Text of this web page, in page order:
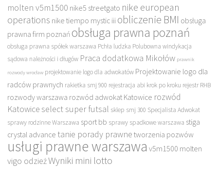
molten v5m1500 nike5 streetgato nike european
operations nike tiempo mystic iii obliczenie BMI obsługa
prawna firm poznań obsługa prawna poznań
obsługa prawna spółek warszawa Pchła ludzka Polubowna windykacja
sądowa należności i długów Praca dodatkowa Mikołów prawnik
rozwody wrocław projektowanie logo dla adwokatów Projektowanie logo dla
radców prawnych rakietka smj 900 rejestracja abi krok po kroku rejestr RHB
rozwody warszawa rozwód adwokat Katowice rozwód
Katowice select super futsal sklep smj 300 Specjalista Adwokat
sprawy rodzinne Warszawa sport bb sprawy spadkowe warszawa stiga
crystal advance tanie porady prawne tworzenia pozwów
usługi prawne warszawa v5m1500 molten
vigo odzieżWyniki mini lotto